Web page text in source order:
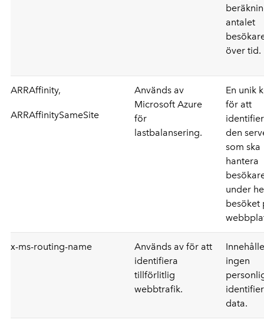
antalet
över tid.
ARRAffinity,
ARRAffinitySameSite
Används av
Microsoft Azure
för
lastbalansering.
En unik
för att
den
som ska
hantera
under
besöket
x-ms-routing-name
Används av för att
identifiera
tillförlitlig
webbtrafik.
ingen
data.